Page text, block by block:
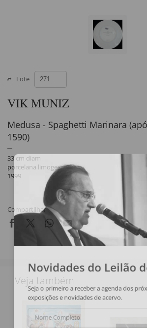
Lote
VIK MUNIZ
Medusa - Spaghetti Marinara
1590)
33 cm diam
porcelana limoges
1999
Compartilhar
Veja também
Novidades do Leilão
Seja o primeiro a receber a agenda dos
exposições e novidades de acervo.
Nome Completo